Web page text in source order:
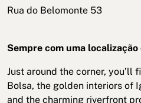
Rua do Belomonte 53
Sempre com uma
Just around the corner, you’ll
Bolsa, the golden interiors of
and the charming riverfront